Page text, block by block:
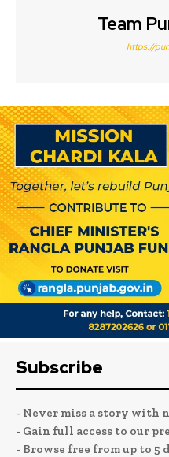
Team
https://
Subscribe
- Never miss a story with
- Gain full access to our
- Browse free from up to 5